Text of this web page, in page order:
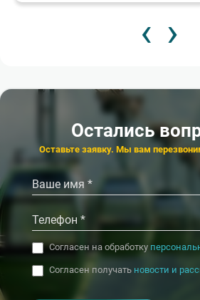
‹ ›
Гренада
Сочи (Лазаревское)
‹ ›
Остались
Оставьте заявку. Мы вам
Согласен на обработку
Согласен получать новости и